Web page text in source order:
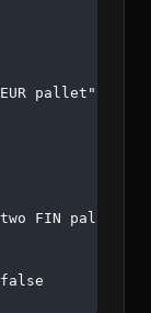
pallet"
FIN pallets"